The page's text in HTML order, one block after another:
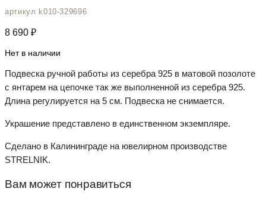
артикул k010-329696
8 690 ₽
Нет в наличии
Подвеска ручной работы из серебра 925 в матовой позолоте
с янтарем на цепочке так же выполненной из серебра 925.
Длина регулируется на 5 см. Подвеска не снимается.
Украшение представлено в единственном экземпляре.
Сделано в Калининграде на ювелирном производстве
STRELNIK.
Вам может понравиться